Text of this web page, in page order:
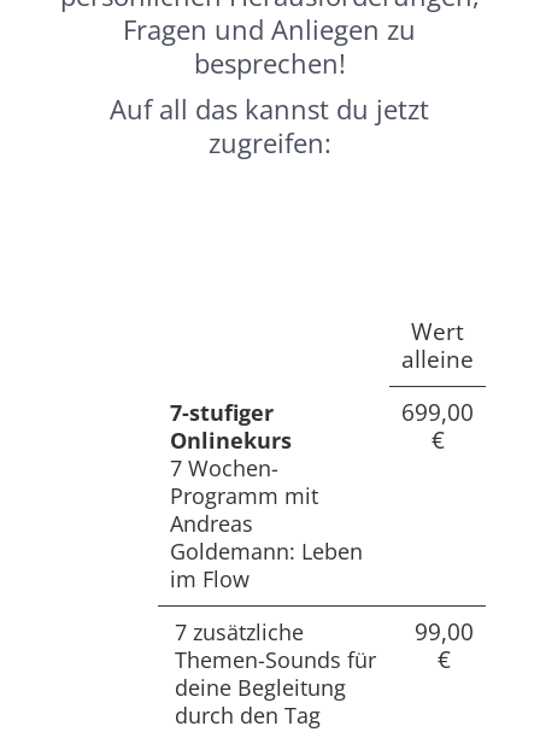
Fragen und Anliegen zu
besprechen!
Auf all das kannst du jetzt
zugreifen:
Wert
alleine
7-stufiger
Onlinekurs
7 Wochen-
Programm mit
Andreas
Goldemann: Leben
im Flow
699,00
€
7 zusätzliche
Themen-Sounds für
deine Begleitung
durch den Tag
99,00
€